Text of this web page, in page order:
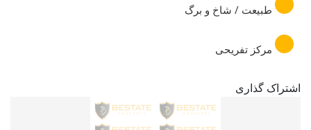
طبیعت / شاخ و برگ
مرکز تفریحی
اشتراک گذاری